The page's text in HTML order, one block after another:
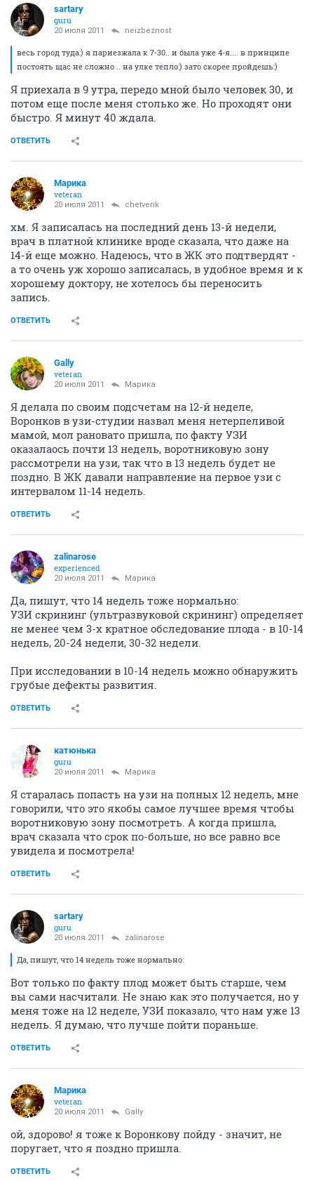
sartary
guru
20 июля 2011 neizbeznost
весь город туда:) я париезжала к 7-30.. и была уже 4-я.... в принципе
постоять щас не сложно .. на улке тепло:) зато скорее пройдешь:)
Я приехала в 9 утра, передо мной было человек 30, и
потом еще после меня столько же. Но проходят они
быстро. Я минут 40 ждала.
ОТВЕТИТЬ
Марика
veteran
20 июля 2011 chetverik
хм. Я записалась на последний день 13-й недели,
врач в платной клинике вроде сказала, что даже на
14-й еще можно. Надеюсь, что в ЖК это подтвердят -
а то очень уж хорошо записалась, в удобное время и к
хорошему доктору, не хотелось бы переносить
запись.
ОТВЕТИТЬ
Gally
veteran
20 июля 2011 Марика
Я делала по своим подсчетам на 12-й неделе,
Воронков в узи-студии назвал меня нетерпеливой
мамой, мол рановато пришла, по факту УЗИ
оказалаось почти 13 недель, воротниковую зону
рассмотрели на узи, так что в 13 недель будет не
поздно. В ЖК давали направление на первое узи с
интервалом 11-14 недель.
ОТВЕТИТЬ
zalinarose
experienced
20 июля 2011 Марика
Да, пишут, что 14 недель тоже нормально:
УЗИ скрининг (ультразвуковой скрининг) определяет
не менее чем 3-х кратное обследование плода - в 10-14
недель, 20-24 недели, 30-32 недели.
При исследовании в 10-14 недель можно обнаружить
грубые дефекты развития.
ОТВЕТИТЬ
катюнька
guru
20 июля 2011 Марика
Я старалась попасть на узи на полных 12 недель, мне
говорили, что это якобы самое лучшее время чтобы
воротниковую зону посмотреть. А когда пришла,
врач сказала что срок по-больше, но все равно все
увидела и посмотрела!
ОТВЕТИТЬ
sartary
guru
20 июля 2011 zalinarose
Да, пишут, что 14 недель тоже нормально:
Вот только по факту плод может быть старше, чем
вы сами насчитали. Не знаю как это получается, но у
меня тоже на 12 неделе, УЗИ показало, что нам уже 13
недель. Я думаю, что лучше пойти пораньше.
ОТВЕТИТЬ
Марика
veteran
20 июля 2011 Gally
ой, здорово! я тоже к Воронкову пойду - значит, не
поругает, что я поздно пришла.
ОТВЕТИТЬ